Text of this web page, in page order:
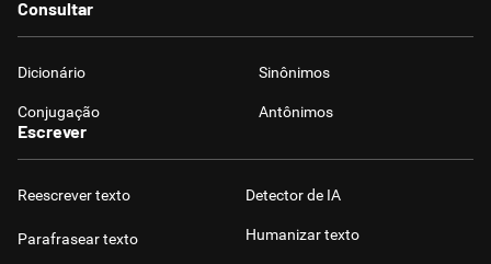
Consultar
Dicionário Sinônimos
Conjugação Antônimos
Escrever
Reescrever texto
Parafrasear texto
Detector de IA
Humanizar texto